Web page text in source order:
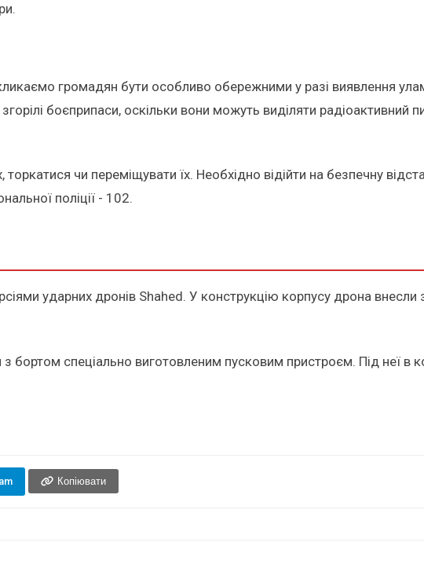
громадян бути особливо обережними у разі виявлення
боєприпаси, оскільки вони можуть виділяти радіоактивний
чи переміщувати їх. Необхідно відійти на безпечну
поліції - 102.
ударних дронів Shahed. У конструкцію корпусу дрона внесли
бортом спеціально виготовленим пусковим пристроєм. Під неї в
Копіювати